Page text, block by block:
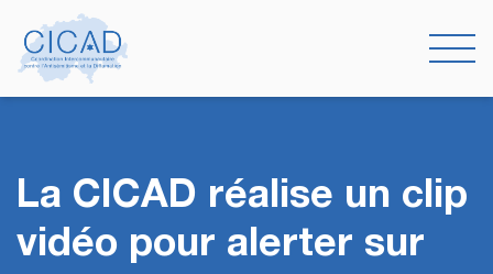
La CICAD réalise un clip
vidéo pour alerter sur